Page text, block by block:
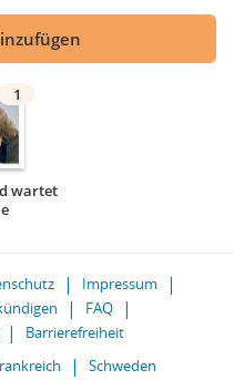
1
wartet
Impressum
FAQ
Barrierefreiheit
Schweden